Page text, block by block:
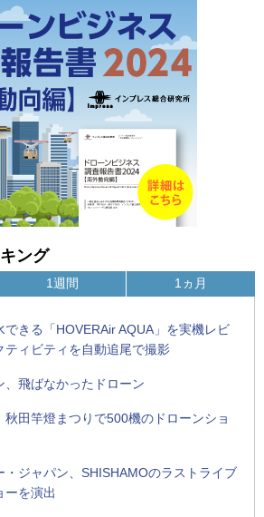
ング
できる「HOVERAir AQUA」を実機レビ
ティビティを自動追尾で撮影
、飛ばなかったドローン
秋田竿燈まつりで500機のドローンショ
・ジャパン、SHISHAMOのラストライブ
ーを演出
1週間 1ヵ月